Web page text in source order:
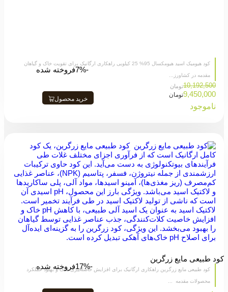
کود هیومیک اسید هیومکسال 95% 25 کیلویی راهکاری ارگانیک برای تقویت خاک و گیاهان
مقدمه در کشاورز...
-7% فروخته شده
10,192,500تومان
9,450,000تومان
ناموجود
خرید محصول
کود طبیعی مایع زرگرین
کود طبیعی مایع زرگرین راهکاری ارگانیک برای افزایش حاصلخیزی خاک و بهبود عملکرد
محصولات مقدمه ...
-17% فروخته شده